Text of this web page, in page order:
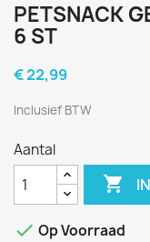
PETSNACK
6 ST
€ 22,99
Inclusief BTW
Aantal

 Op Voorraad